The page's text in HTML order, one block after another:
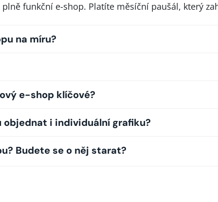
funkční e-shop. Platíte měsíční paušál, který
na míru?
e-shop klíčové?
i individuální grafiku?
Budete se o něj starat?